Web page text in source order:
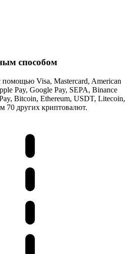
способом
помощью Visa, Mastercard, American
Pay, Google Pay, SEPA, Binance
Bitcoin, Ethereum, USDT, Litecoin,
70 других криптовалют.